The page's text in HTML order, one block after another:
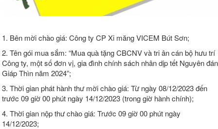
1. Bên mời chào giá: Công ty CP Xi măng VICEM Bút Sơn;
2. Tên gói mua sắm: “Mua quà tặng CBCNV và tri ân cán bộ hưu trí
Công ty, một số đơn vị, gia đình chính sách nhân dịp tết Nguyên đán
Giáp Thìn năm 2024”;
3. Thời gian phát hành thư mời chào giá: Từ ngày 08/12/2023 đến
trước 09 giờ 00 phút ngày 14/12/2023 (trong giờ hành chính);
4. Thời gian nộp thư chào giá: Trước 09 giờ 00 phút ngày
14/12/2023;